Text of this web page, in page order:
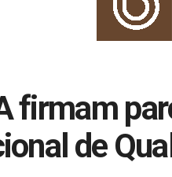
firmam
de